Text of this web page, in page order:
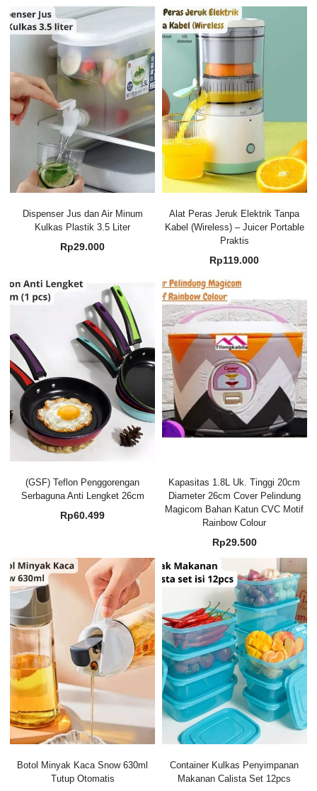
Dispenser Jus dan Air Minum
Kulkas Plastik 3.5 Liter
Rp29.000
Alat Peras Jeruk Elektrik Tanpa
Kabel (Wireless) – Juicer Portable
Praktis
Rp119.000
(GSF) Teflon Penggorengan
Serbaguna Anti Lengket 26cm
Rp60.499
Kapasitas 1.8L Uk. Tinggi 20cm
Diameter 26cm Cover Pelindung
Magicom Bahan Katun CVC Motif
Rainbow Colour
Rp29.500
Botol Minyak Kaca Snow 630ml
Tutup Otomatis
Container Kulkas Penyimpanan
Makanan Calista Set 12pcs